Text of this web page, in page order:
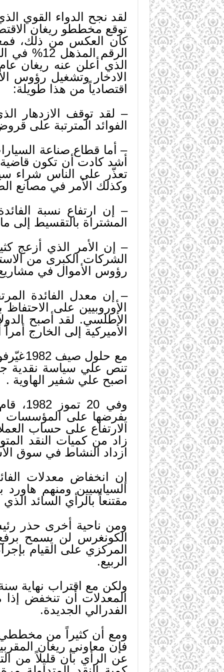
لقد نجح الدواء القوي
توقع مخططو ريغان
كان العكس من ذلك،
الادخار وتشغيل رؤوس
اقتصادياً من هذا طويلة:
– لقد توقف الازدهار
الفوائد المترتبة على
– أما قطاع صناعة
تعذّر على الناس شراء
وكذلك الأمر في مصانع
المشتراة بالتقسيط إلى ما يفوق 30% خفض من
– إن الأمر الذي أزعج
الشركات الكبرى من
رؤوس الأموال في
– إن معدل الفائدة
الأوروبيين على
الأطلسي. لقد أصبح
الأميركية إلى الخارج
مع
تنص علي سياسة نقدية
اصبح علي شفير الهاوية .
وفي
يفرضها على المؤسسات
الارتفاع على حساب
زاد من كميات النقد
ازداد النشاط في سوق
إن انخفاض معدلات
السياسيين ومنهم
مقتنعاً بالرأي السائد
ومن ناحية أخرى حذر
الكونغرس لن يسمح
المركزي على القيام
الربيع.
المعدلات أن تنخفض إذا
الفدرالي الجديدة.
ومع أن كثيراً من مخططي
فإن معاوني ريغان
عن الرأي بأن قليلاً من